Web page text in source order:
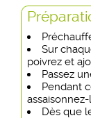
Sur
poivrez et
Passez
Pendant
Dès que